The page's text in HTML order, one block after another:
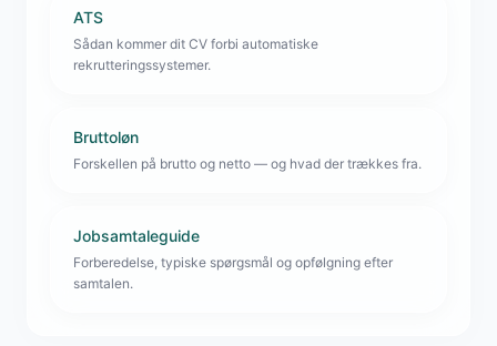
ATS
Sådan kommer dit CV forbi automatiske
rekrutteringssystemer.
Bruttoløn
Forskellen på brutto og netto — og hvad der trækkes fra.
Jobsamtaleguide
Forberedelse, typiske spørgsmål og opfølgning efter
samtalen.